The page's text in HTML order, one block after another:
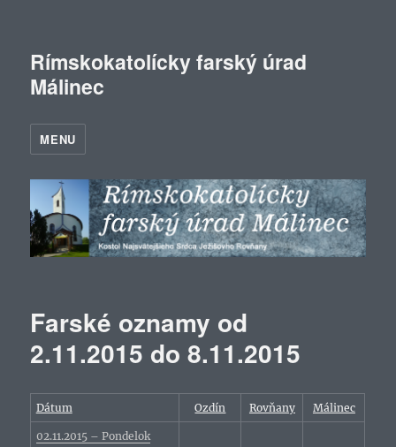
Rímskokatolícky farský úrad
Málinec
MENU
Farské oznamy od
2.11.2015 do 8.11.2015
Dátum Ozdín Rovňany Málinec
02.11.2015 – Pondelok